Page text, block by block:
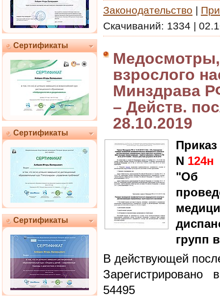
Сертификаты
Сертификаты
Сертификаты
Законодательство |
Скачиваний: 1334 |
взрослого
Минздрава
– Действ.
28.10.2019
N 124н
"Об
групп
В действующей
54495